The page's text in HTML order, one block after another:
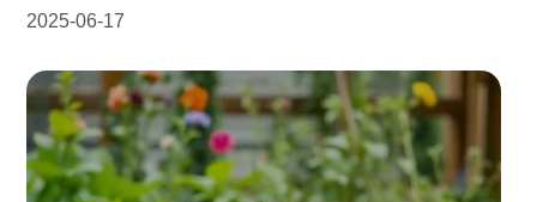
2025-06-17